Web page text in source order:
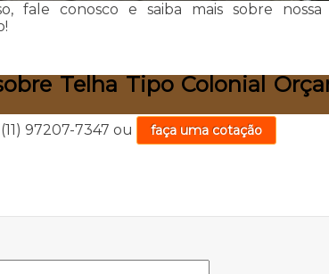
fale conosco e saiba mais sobre nossa
Telha Tipo Colonial
(11) 97207-7347 ou faça uma cotação